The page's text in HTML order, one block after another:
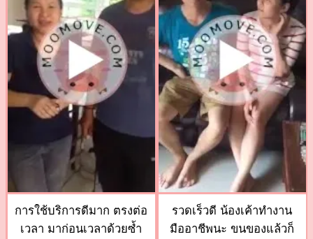
การใช้บริการดีมาก ตรงต่อ
เวลา มาก่อนเวลาด้วยซ้ำ
รวดเร็วดี น้องเค้าทำงาน
มืออาชีพนะ ขนของแล้วก็